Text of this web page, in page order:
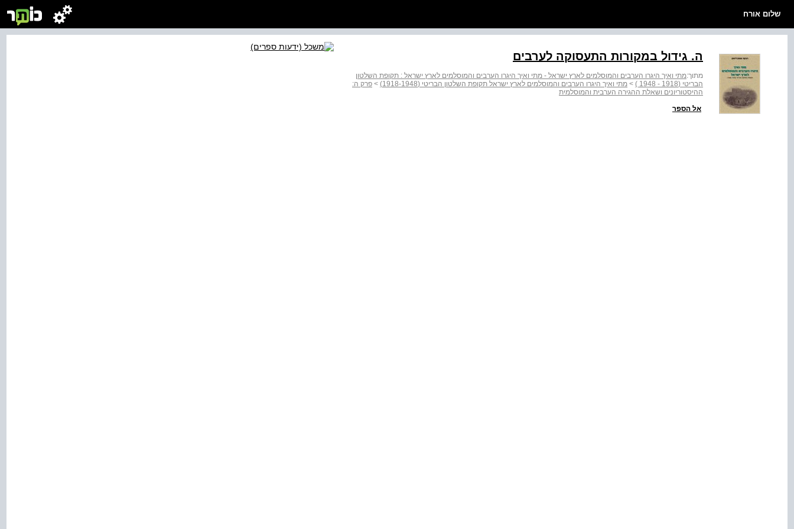
שלום אורח
ה. גידול במקורות התעסוקה לערבים
מתוך:מתי ואיך היגרו הערבים והמוסלמים לארץ ישראל - מתי ואיך היגרו הערבים והמוסלמים לארץ ישראל : תקופת השלטון
הבריטי (1918 ‑ 1948 )
> מתי ואיך היגרו הערבים והמוסלמים לארץ ישראל תקופת השלטון הבריטי (1918-1948) > פרק ה:
ההיסטוריונים ושאלת ההגירה הערבית והמוסלמית
אל הספר